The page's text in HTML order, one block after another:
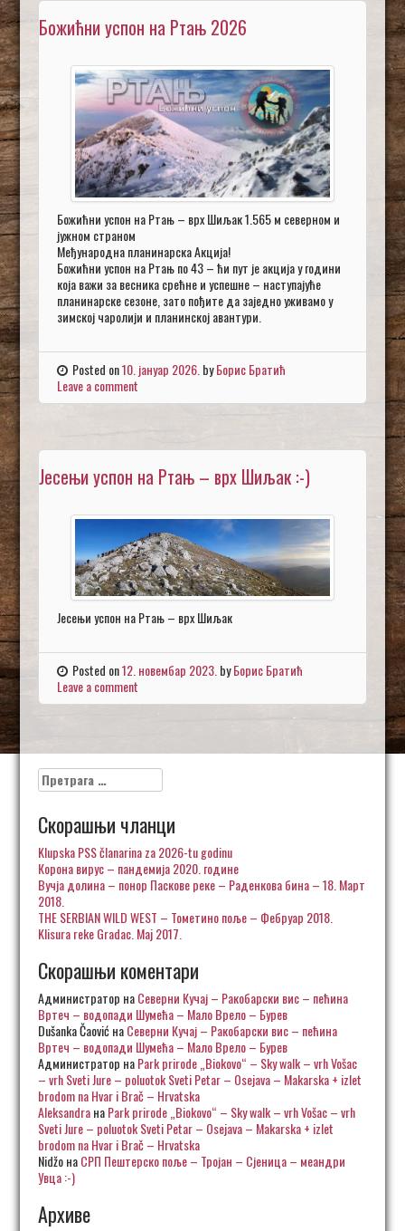
Божићни успон на Ртањ 2026
Божићни успон на Ртањ – врх Шиљак 1.565 м северном и
јужном страном
Међународна планинарска Акција!
Божићни успон на Ртањ по 43 – ћи пут је акција у години
која важи за весника срећне и успешне – наступајуће
планинарске сезоне, зато пођите да заједно уживамо у
зимској чаролији и планинској авантури.
Posted on10. јануар 2026. byБорис Братић
Leave a comment
Јесењи успон на Ртањ – врх Шиљак :-)
Јесењи успон на Ртањ – врх Шиљак
Posted on12. новембар 2023.byБорис Братић
Leave a comment
Претрага
за:
Скорашњи чланци
Klupska PSS članarina za 2026-tu godinu
Корона вирус – пандемија 2020. године
Вучја долина – понор Паскове реке – Раденкова бина – 18. Март
2018.
THE SERBIAN WILD WEST – Тометино поље – Фебруар 2018.
Klisura reke Gradac. Maj 2017.
Скорашњи коментари
Администратор наСеверни Кучај – Ракобарски вис – пећина
Вртеч – водопади Шумећа – Мало Врело – Бурев
Dušanka ČaovićнаСеверни Кучај – Ракобарски вис – пећина
Вртеч – водопади Шумећа – Мало Врело – Бурев
Администратор наPark prirode „Biokovo“ – Sky walk – vrh Vošac
– vrh Sveti Jure – poluotok Sveti Petar – Osejava – Makarska + izlet
brodom na Hvar i Brač – Hrvatska
AleksandraнаPark prirode „Biokovo“ – Sky walk – vrh Vošac – vrh
Sveti Jure – poluotok Sveti Petar – Osejava – Makarska + izlet
brodom na Hvar i Brač – Hrvatska
NidžoнаСРП Пештерско поље – Тројан – Сјеница – меандри
Увца :-)
Архиве